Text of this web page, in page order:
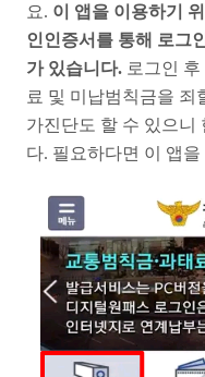
요. 이 앱을 이용하기
인인증서를 통해 로그
가 있습니다. 로그인
료 및 미납범칙금을 죄
가진단도 할 수 있으니
다. 필요하다면 이 앱